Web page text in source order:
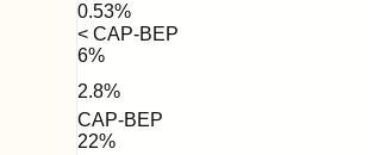
0.53%
< CAP-BEP
6%
2.8%
CAP-BEP
22%